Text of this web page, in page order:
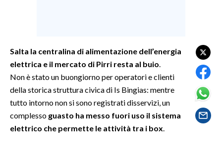
SPETTACOLI
GOSSIP
Salta la centralina di alimentazione dell’energia
elettrica e il mercato di Pirri resta al buio
Non è stato un buongiorno per operatori e clienti
della storica struttura civica di Is Bingias: mentre
tutto intorno non si sono registrati disservizi, un
complesso guasto ha messo fuori uso il sistema
elettrico che permette le attività tra i box